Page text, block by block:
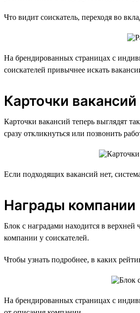
Что видит соискатель, переходя во
На брендированных страницах с
соискателей привычнее искать
Карточки
Карточки вакансий теперь выглядят
сразу откликнуться или позвонить
Если подходящих вакансий нет,
Награды компании
Блок с наградами находится в
компании у соискателей.
Чтобы узнать подробнее, в каких
На брендированных страницах с